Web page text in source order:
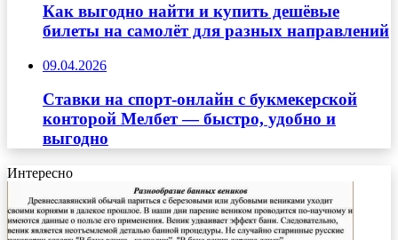
Как выгодно найти и купить дешёвые
билеты на самолёт для разных направлений
09.04.2026
Ставки на спорт-онлайн с букмекерской
конторой Мелбет — быстро, удобно и
выгодно
Интересно